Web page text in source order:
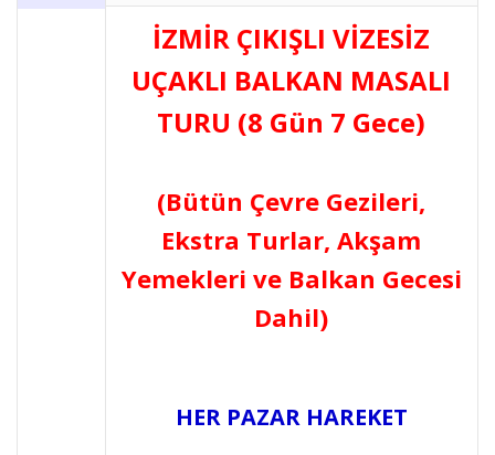
İZMİR ÇIKIŞLI VİZESİZ
UÇAKLI BALKAN MASALI
TURU (8 Gün 7 Gece)
(Bütün Çevre Gezileri,
Ekstra Turlar, Akşam
Yemekleri ve Balkan Gecesi
Dahil)
HER PAZAR HAREKET